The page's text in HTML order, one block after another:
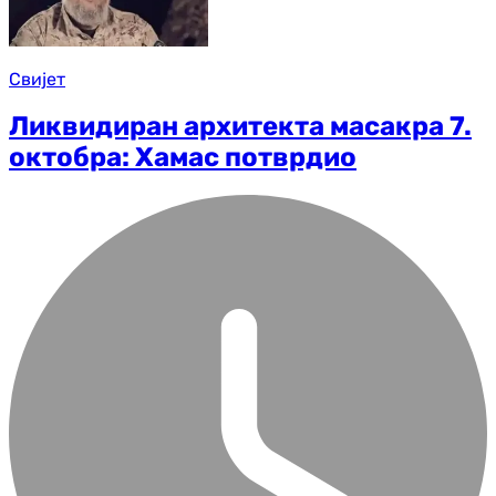
Свијет
Ликвидиран архитекта масакра 7.
октобра: Хамас потврдио